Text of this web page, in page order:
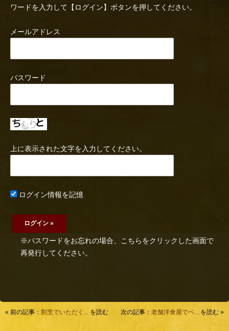
ワードを入力して【ログイン】ボタンを押してください。
メールアドレス
パスワード
上に表示された文字を入力してください。
ログイン情報を記憶
※パスワードをお忘れの場合、こちらをクリックした画面で
再発行してください。
« 前の記事： 割烹でいただく... を読む 次の記事： 老舗洋食屋でベ... を読む »